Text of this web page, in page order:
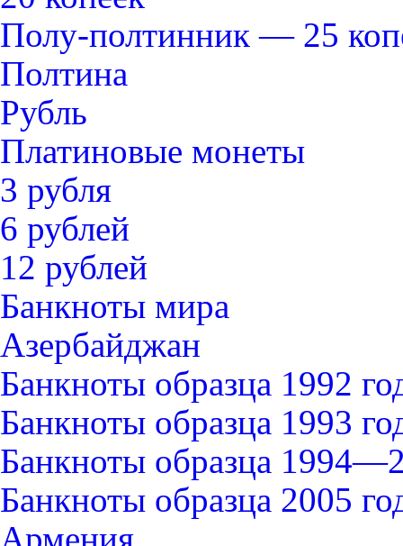
Полу-полтинник — 25
Полтина
Рубль
Платиновые монеты
3 рубля
6 рублей
12 рублей
Банкноты мира
Азербайджан
Банкноты образца 1992
Банкноты образца 1993
Банкноты образца
Банкноты образца 2005